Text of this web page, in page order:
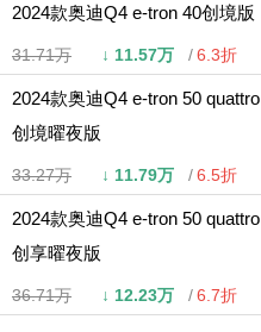
2024款奥迪Q4 e-tron 40创境版
31.71万 ↓ 11.57万 6.3折
2024款奥迪Q4 e-tron 50 quattro
创境曜夜版
33.27万 ↓ 11.79万 6.5折
2024款奥迪Q4 e-tron 50 quattro
创享曜夜版
36.71万 ↓ 12.23万 6.7折